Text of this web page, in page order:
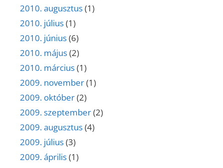
2010. augusztus(1)
2010. július(1)
2010. június(6)
2010. május(2)
2010. március(1)
2009. november(1)
2009. október(2)
2009. szeptember(2)
2009. augusztus(4)
2009. július(3)
2009. április(1)